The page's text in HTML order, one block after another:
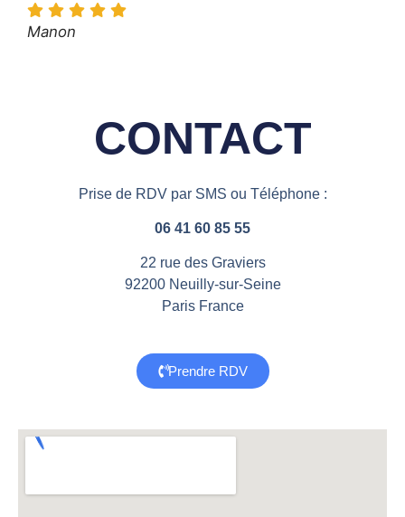
Manon
CONTACT
Prise de RDV par SMS ou Téléphone :
06 41 60 85 55
22 rue des Graviers
92200 Neuilly-sur-Seine
Paris France
Prendre RDV